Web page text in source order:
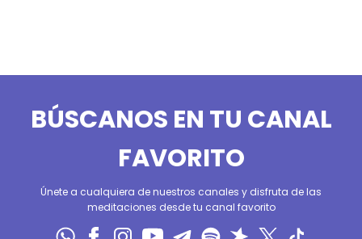
BÚSCANOS EN TU CANAL
FAVORITO
Únete a cualquiera de nuestros canales y disfruta de las
meditaciones desde tu canal favorito